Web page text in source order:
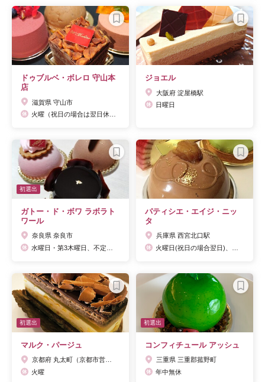
ドゥブルベ・ボレロ 守山本
店
滋賀県 守山市
ジョエル
大阪府 淀屋橋駅
日曜日
初選出
ガトー・ド・ボワ ラボラト
ワール
奈良県 奈良市
パティシエ・エイジ・ニッ
タ
兵庫県 西宮北口駅
初選出
マルク・パージュ
火曜
初選出
コンフィチュール アッシュ
三重県 三重郡菰野町
年中無休